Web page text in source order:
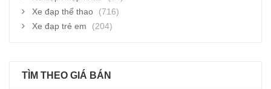
Xe đạp thể thao
(716)
Xe đạp trẻ em
(204)
TÌM THEO GIÁ BÁN